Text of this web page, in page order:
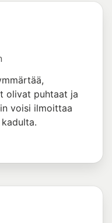
olivat puhtaat ja
voisi ilmoittaa